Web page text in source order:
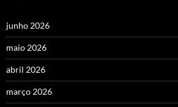
junho 2026
maio 2026
abril 2026
março 2026